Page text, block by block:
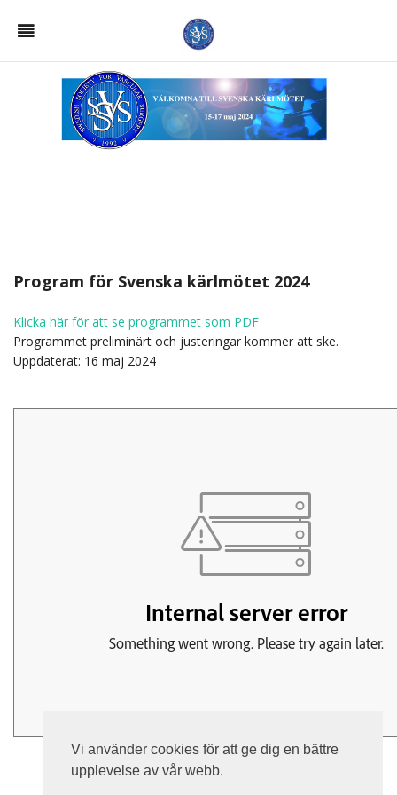
Vi använder cookies för att ge dig en bättre
upplevelse av vår webb.
Program för Svenska kärlmötet 2024
Klicka här för att se programmet som PDF
Programmet preliminärt och justeringar kommer att ske.
Uppdaterat: 16 maj 2024